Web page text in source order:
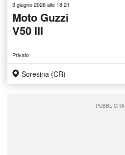
3 giugno 2026 alle 18:21
Moto Guzzi
V50 III
Privato
Soresina (CR)
PUBBLICITÀ